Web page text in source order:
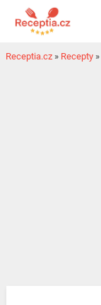
Receptia.cz » Recepty »